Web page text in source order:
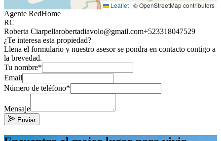
Leaflet | © OpenStreetMap contributors
Agente RedHome
RC
Roberta Ciarpellarobertadiavolo@gmail.com+523318047529
¿Te interesa esta propiedad?
Llena el formulario y nuestro asesor se pondra en contacto contigo a
la brevedad.
Tu nombre*
Email
Número de teléfono*
Mensaje
Enviar